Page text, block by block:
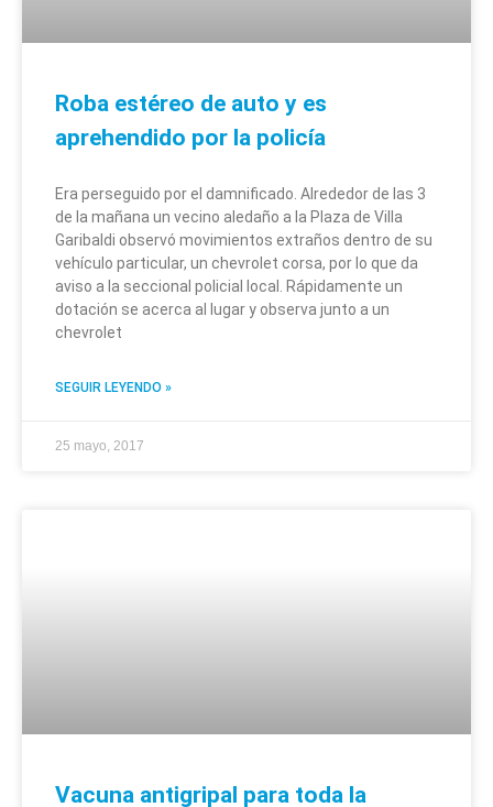
Roba estéreo de auto y es
aprehendido por la policía
Era perseguido por el damnificado. Alrededor de las 3
de la mañana un vecino aledaño a la Plaza de Villa
Garibaldi observó movimientos extraños dentro de su
vehículo particular, un chevrolet corsa, por lo que da
aviso a la seccional policial local. Rápidamente un
dotación se acerca al lugar y observa junto a un
chevrolet
SEGUIR LEYENDO »
25 mayo, 2017
Vacuna antigripal para toda la